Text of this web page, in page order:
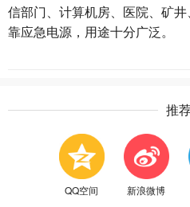
信部门、计算机房、医院、矿
靠应急电源，用途十分广泛。
推
QQ空间 新浪微博